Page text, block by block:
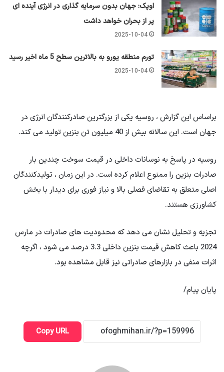
اوپک: جهان بدون سرمایه گذاری در انرژی آینده ای
پر از بحران خواهد داشت
2025-10-04
تورم منطقه یورو به بالاترین سطح 5 ماه اخیر رسید
2025-10-04
براساس این گزارش ، روسیه یکی از بزرگترین صادرکنندگان انرژی در
جهان است. این سالانه بیش از 40 میلیون تن بنزین تولید می کند.
روسیه در پاسخ به نوسانات داخلی در قیمت سوخت چندین بار
صادرات بنزین را ممنوع اعلام کرده است. در این زمان ، تولیدکنندگان
اصلی متعلق به تقاضای فصلی بالا و نیاز فوری برای دیدار با بخش
کشاورزی هستند.
تجزیه و تحلیل نشان می دهد که محدودیت های صادرات در مارس
2024 باعث کاهش قیمت بنزین داخلی 3.3 درصد می شود ، اگرچه
اثرات منفی در بازارهای صادراتی نیز قابل مشاهده بود.
پایان پیام/
Copy URL